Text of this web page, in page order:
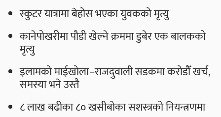
स्कुटर यात्रामा बेहोस भएका युवकको मृत्यु
कानेपोखरीमा पौडी खेल्ने क्रममा डुबेर एक बालकको
मृत्यु
इलामको माईखोला–राजदुवाली सडकमा करोडौँ खर्च,
समस्या भने उस्तै
८ लाख बढीका ८० खसीबोका सशस्त्रको नियन्त्रणमा